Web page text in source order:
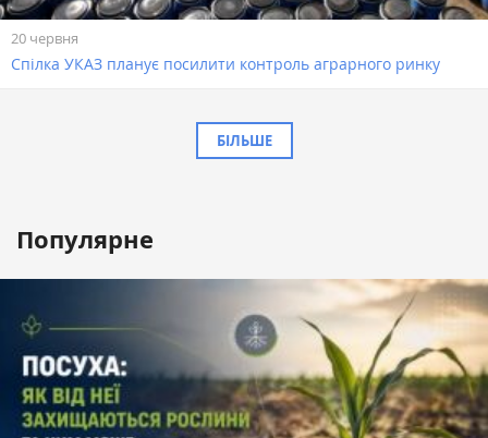
20 червня
Спілка УКАЗ планує посилити контроль аграрного ринку
БІЛЬШЕ
Популярне